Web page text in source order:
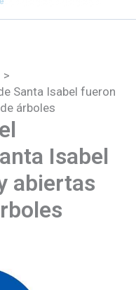
Santa Isabel fueron
árboles
Isabel
abiertas